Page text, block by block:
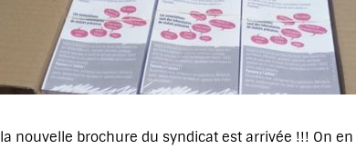
nouvelle brochure du syndicat est arrivée !!! On